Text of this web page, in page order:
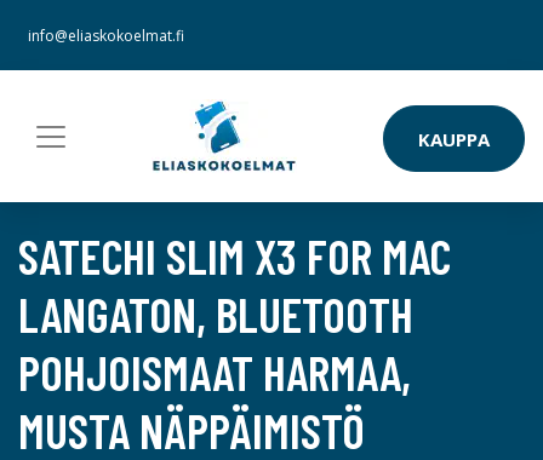
info@eliaskokoelmat.fi
KAUPPA
SATECHI SLIM X3 FOR MAC
LANGATON, BLUETOOTH
POHJOISMAAT HARMAA,
MUSTA NÄPPÄIMISTÖ